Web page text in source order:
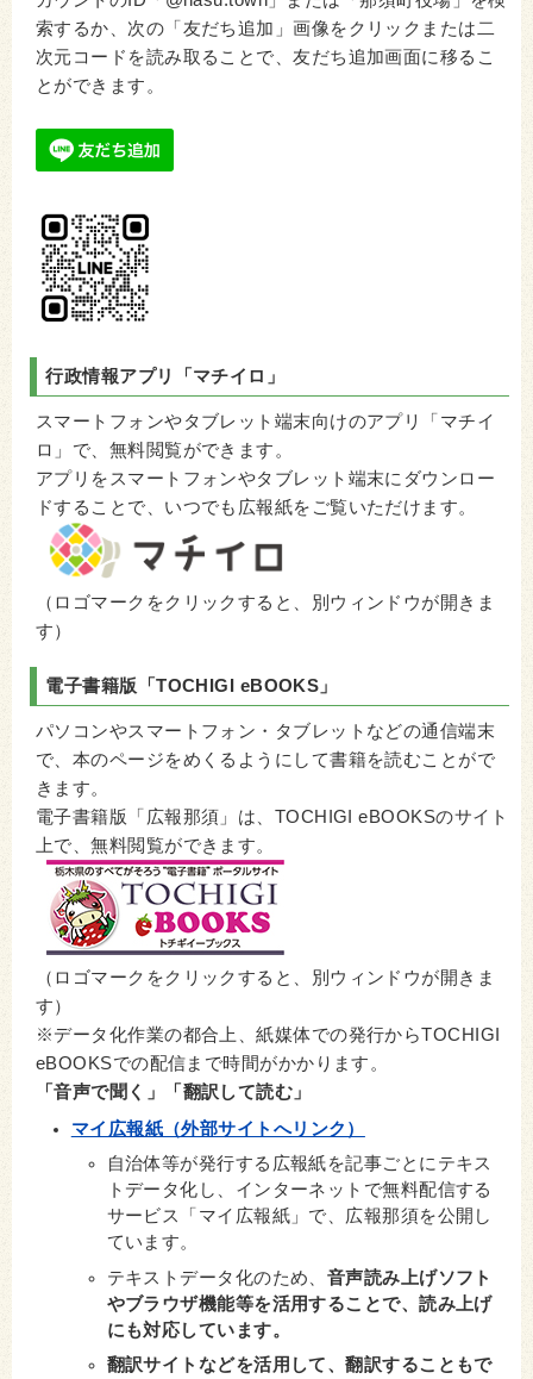
索するか、次の「友だち追加」画像をクリックまたは二
次元コードを読み取ることで、友だち追加画面に移るこ
とができます。
行政情報アプリ 「マチイロ」
スマートフォンやタブレット端末向けのアプリ「マチイ
ロ」で、無料閲覧ができます。
アプリをスマートフォンやタブレット端末にダウンロー
ドすることで、いつでも広報紙をご覧いただけます。
（ロゴマークをクリックすると、別ウィンドウが開きま
す）
電子書籍版「TOCHIGI eBOOKS 」
パソコンやスマートフォン・タブレットなどの通信端末
で、本のページをめくるようにして書籍を読むことがで
きます。
電子書籍版「広報那須」は、TOCHIGI eBOOKSのサイト
上で、無料閲覧ができます。
（ロゴマークをクリックすると、別ウィンドウが開きま
す）
※データ化作業の都合上、紙媒体での発行からTOCHIGI
eBOOKSでの配信まで時間がかかります。
「音声で聞く」「翻訳して読む」
マイ広報紙（外部サイトへリンク）
自治体等が発行する広報紙を記事ごとにテキス
トデータ化し、インターネットで無料配信する
サービス「マイ広報紙」で、広報那須を公開し
ています。
テキストデータ化のため、 音声読み上げソフト
やブラウザ機能等を活用することで、読み上げ
にも対応しています。
翻訳サイトなどを活用して、翻訳することもで